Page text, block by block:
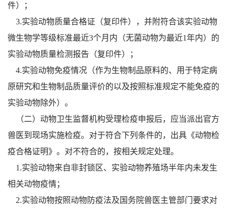
件）；
3.实验动物质量合格证（复印件），并附符合该实验动物
微生物学等级标准最近3个月内（无菌动物为最近1年内）的
实验动物质量检测报告（复印件）；
4.实验动物免疫情况（作为生物制品原料的、用于特定病
原研究和生物制品质量评价的以及按照标准规定不能免疫的
实验动物除外）。
（二）动物卫生监督机构受理检疫申报后，应当派出官方
兽医到现场实施检疫。对于符合下列条件的，出具《动物检
疫合格证明》。对不符合的，按相关规定处理。
1.实验动物来自非封锁区、实验动物养殖场半年内未发生
相关动物疫情；
2.实验动物按照动物防疫法及国务院兽医主管部门要求对